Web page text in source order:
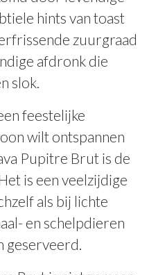
hints van toast
zuurgraad
afdronk die
slok.
feestelijke
wilt ontspannen
Pupitre Brut is de
is een veelzijdige
als bij lichte
en schelpdieren
geserveerd.